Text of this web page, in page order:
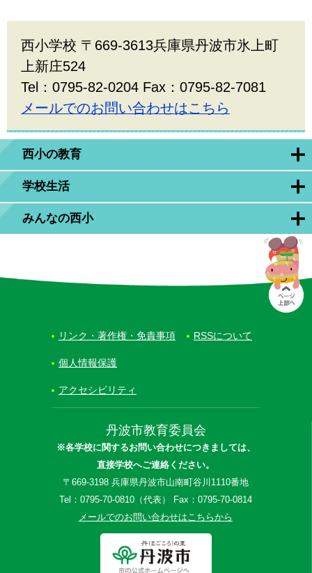
西小の教育
学校生活
みんなの西小
西小学校 〒669-3613兵庫県丹波市氷上町
上新庄524
Tel：0795-82-0204 Fax：0795-82-7081
メールでのお問い合わせはこちら
丹波市教育委員会
※各学校に関するお問い合わせにつきましては、
直接学校へご連絡ください。
〒669-3198 兵庫県丹波市山南町谷川1110番地
Tel：0795-70-0810（代表） Fax：0795-70-0814
メールでのお問い合わせはこちらから
リンク・著作権・免責事項 RSSについて
個人情報保護
アクセシビリティ